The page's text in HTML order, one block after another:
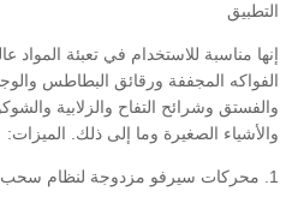
التطبيق
إنها مناسبة للاستخدام في تعبئة المواد
الفواكه المجففة ورقائق البطاطس
والفستق وشرائح التفاح والزلابية
والأشياء الصغيرة وما إلى ذلك. الميزات:
1. محركات سيرفو مزدوجة لنظام سحب الفيلم لأسفل.